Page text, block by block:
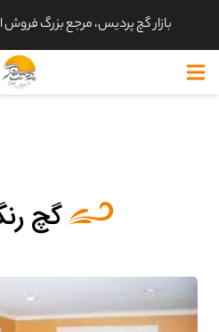
بازار گچ پردیس، مرجع بزرگ فروش
گچ